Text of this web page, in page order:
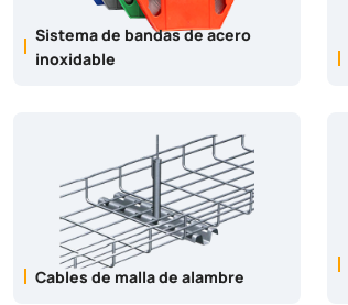
Sistema de bandas de acero
inoxidable
Cables de malla de alambre